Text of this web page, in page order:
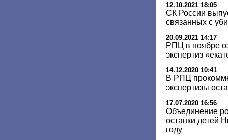
12.10.2021 18:05
СК России
связанных с
20.09.2021 14:17
РПЦ в ноябре
экспертиз
14.12.2020 10:41
В РПЦ
экспертизы
17.07.2020 16:56
Объединение
останки детей
году